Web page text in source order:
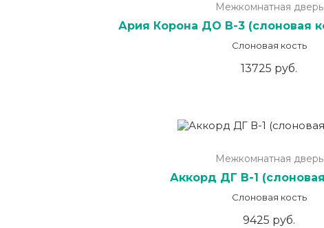
Межкомнатная дверь
Ария Корона ДО В-3 (слоновая
Слоновая кость
13725 руб.
Межкомнатная дверь
Аккорд ДГ В-1
Слоновая кость
9425 руб.